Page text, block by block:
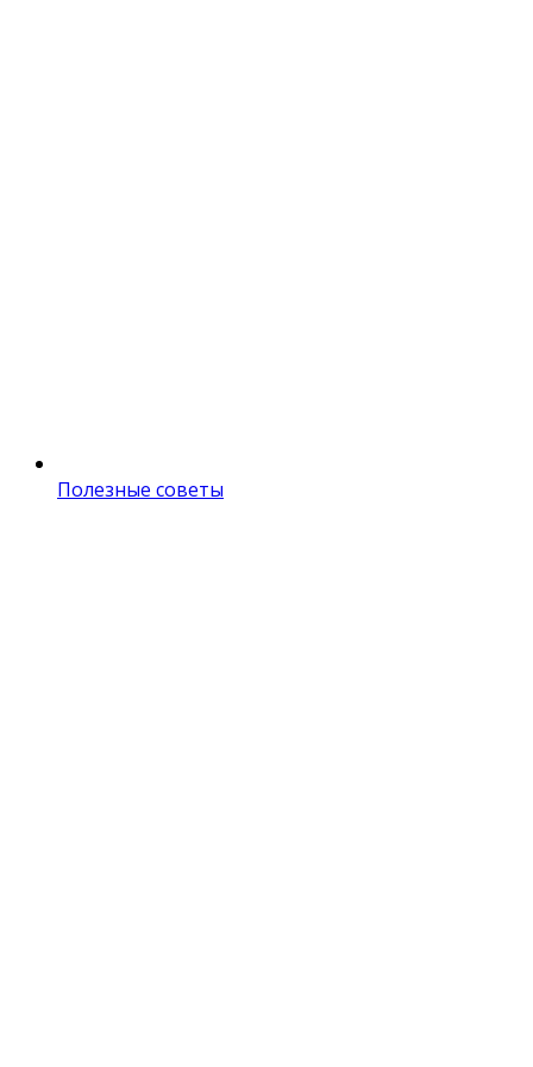
Полезные советы